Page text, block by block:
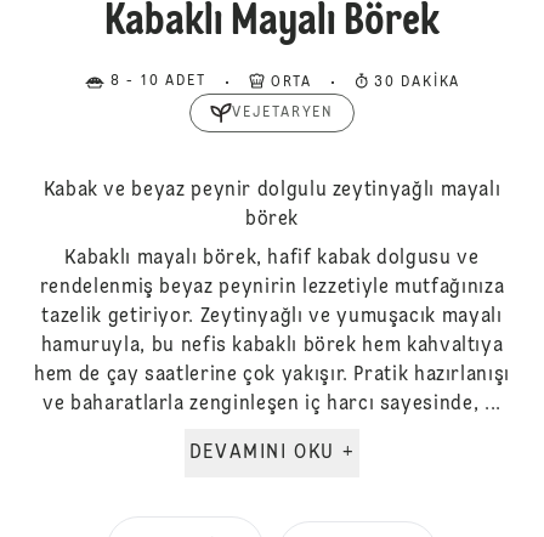
Kabaklı Mayalı Börek
8 - 10 ADET ORTA 30 DAKIKA
VEJETARYEN
Kabak ve beyaz peynir dolgulu zeytinyağlı mayalı
börek
Kabaklı mayalı börek, hafif kabak dolgusu ve
rendelenmiş beyaz peynirin lezzetiyle mutfağınıza
tazelik getiriyor. Zeytinyağlı ve yumuşacık mayalı
hamuruyla, bu nefis kabaklı börek hem kahvaltıya
hem de çay saatlerine çok yakışır. Pratik hazırlanışı
ve baharatlarla zenginleşen iç harcı sayesinde, ...
DEVAMINI OKU +